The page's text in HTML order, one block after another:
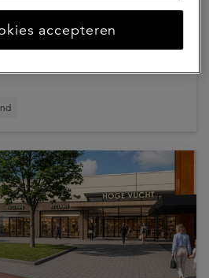
nieuwe asset
accepteren